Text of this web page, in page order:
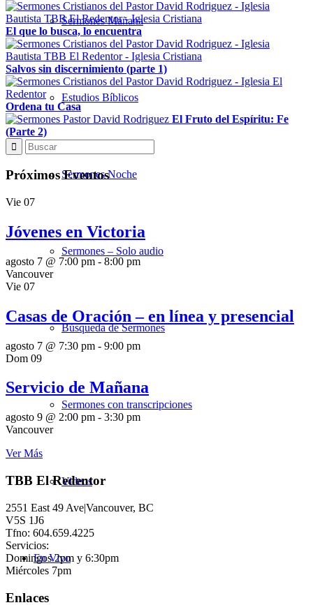
Sermones Mañana
Estudios Bíblicos
Sermones Noche
Sermones – Solo audio
Búsqueda de Sermones
Sermones con transcripciones
Videos
En Vivo
El que lo busca, lo encuentra
Salvos sin discernimiento (parte 1)
Ordena tu Casa
El Fruto del Espíritu: Fe
(Parte 2)
Próximos Eventos
Vie 07
Jóvenes en Victoria
agosto 7 @ 7:00 pm - 8:00 pm
Vancouver
Vie 07
Casas de Oración – en línea y presencial
agosto 7 @ 7:30 pm - 9:00 pm
Dom 09
Servicio de Mañana
agosto 9 @ 2:00 pm - 3:30 pm
Vancouver
Ver Más
TBB El Redentor
2551 East 49 Ave|Vancouver, BC
V5S 1J6
Tfno: 604.659.4225
Servicios:
Domingos 2pm y 6:30pm
Miércoles 7pm
Enlaces